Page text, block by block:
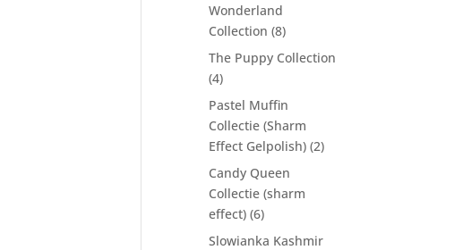
Wonderland
Collection (8)
The Puppy Collection
(4)
Pastel Muffin
Collectie (Sharm
Effect Gelpolish) (2)
Candy Queen
Collectie (sharm
effect) (6)
Slowianka Kashmir